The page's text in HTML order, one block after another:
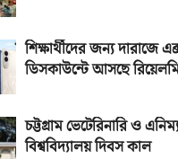
শিক্ষার্থীদের জন্য দারাজে
ডিসকাউন্টে আসছে
চট্টগ্রাম ভেটেরিনারি ও
বিশ্ববিদ্যালয় দিবস কাল